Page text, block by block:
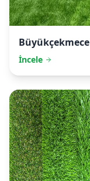
Büyükçekmece
İncele